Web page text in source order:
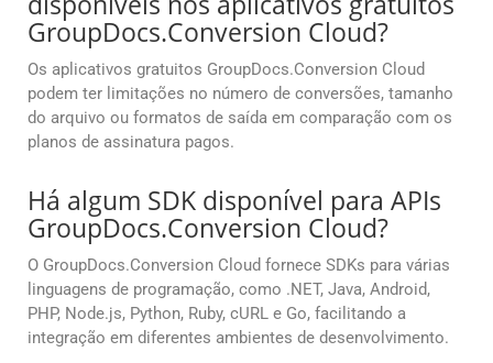
GroupDocs.Conversion Cloud?
Os aplicativos gratuitos GroupDocs.Conversion Cloud
podem ter limitações no número de conversões, tamanho
do arquivo ou formatos de saída em comparação com os
planos de assinatura pagos.
Há algum SDK disponível para APIs
GroupDocs.Conversion Cloud?
O GroupDocs.Conversion Cloud fornece SDKs para várias
linguagens de programação, como .NET, Java, Android,
PHP, Node.js, Python, Ruby, cURL e Go, facilitando a
integração em diferentes ambientes de desenvolvimento.